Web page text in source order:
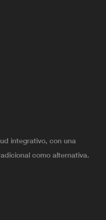
integrativo, con una
como alternativa.